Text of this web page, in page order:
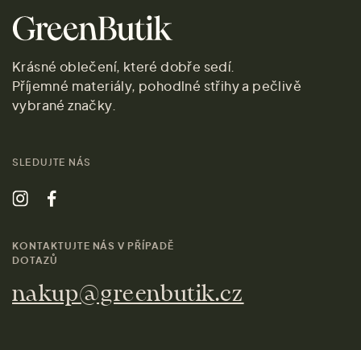
Krásné oblečení, které dobře sedí.
Příjemné materiály, pohodlné střihy a pečlivě
vybrané značky.
SLEDUJTE NÁS
KONTAKTUJTE NÁS V PŘÍPADĚ
DOTAZŮ
nakup@greenbutik.cz